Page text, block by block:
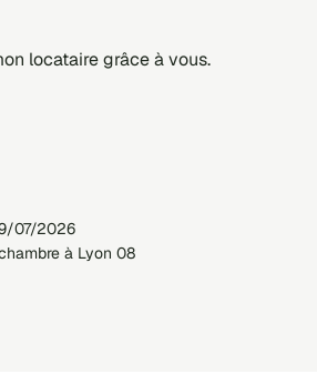
locataire grâce à vous.
07/2026
à Lyon 08